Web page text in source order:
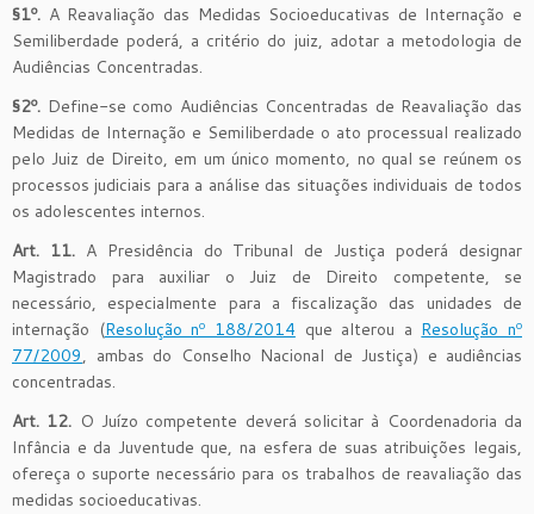
§1º. A Reavaliação das Medidas Socioeducativas de Internação e
Semiliberdade poderá, a critério do juiz, adotar a metodologia de
Audiências Concentradas.
§2º. Define-se como Audiências Concentradas de Reavaliação das
Medidas de Internação e Semiliberdade o ato processual realizado
pelo Juiz de Direito, em um único momento, no qual se reúnem os
processos judiciais para a análise das situações individuais de todos
os adolescentes internos.
Art. 11.A Presidência do Tribunal de Justiça poderá designar
Magistrado para auxiliar o Juiz de Direito competente, se
necessário, especialmente para a fiscalização das unidades de
internação (Resolução nº 188/2014 que alterou a Resolução nº
77/2009, ambas do Conselho Nacional de Justiça) e audiências
concentradas.
Art. 12. O Juízo competente deverá solicitar à Coordenadoria da
Infância e da Juventude que, na esfera de suas atribuições legais,
ofereça o suporte necessário para os trabalhos de reavaliação das
medidas socioeducativas.